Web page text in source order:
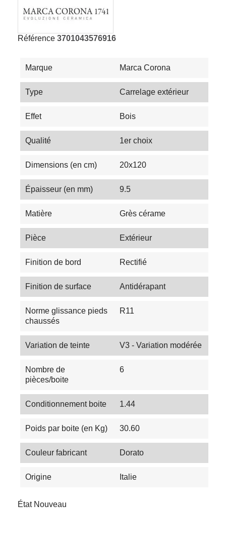
Référence 3701043576916
Marque Marca Corona
Type Carrelage extérieur
Effet Bois
Qualité 1er choix
Dimensions (en cm) 20x120
Épaisseur (en mm) 9.5
Matière Grès cérame
Pièce Extérieur
Finition de bord Rectifié
Finition de surface Antidérapant
Norme glissance pieds
chaussés
R11
Variation de teinte V3 - Variation modérée
Nombre de
pièces/boite
6
Conditionnement boite 1.44
Poids par boite (en Kg) 30.60
Couleur fabricant Dorato
Origine Italie
État Nouveau